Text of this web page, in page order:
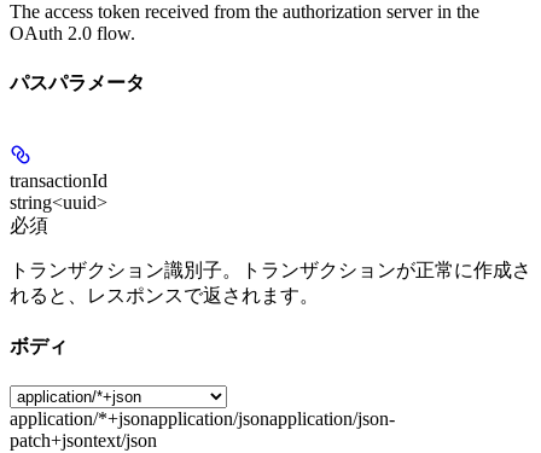
The access token received from the authorization server in the
OAuth 2.0 flow.
パスパラメータ
transactionId
string<uuid>
必須
トランザクション識別子。トランザクションが正常に作成さ
れると、レスポンスで返されます。
ボディ
application/*+jsonapplication/jsonapplication/json-
patch+jsontext/json